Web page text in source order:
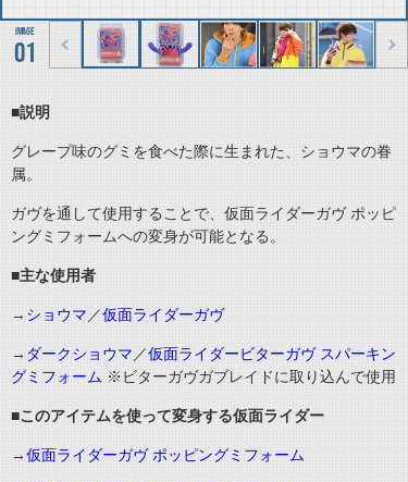
01
■説明
グレープ味のグミを食べた際に生まれた、ショウマの眷
属。
ガヴを通して使用することで、仮面ライダーガヴ ポッピ
ングミフォームへの変身が可能となる。
■主な使用者
→ ショウマ ／仮面ライダーガヴ
→ ダークショウマ ／仮面ライダービターガヴ スパーキン
グミフォーム ※ビターガヴガブレイドに取り込んで使用
■このアイテムを使って変身する仮面ライダー
→仮面ライダーガヴ ポッピングミフォーム